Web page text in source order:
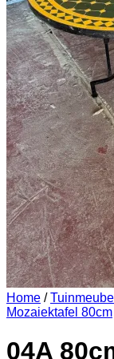
Home /
Mozaiektafel 80cm
04A